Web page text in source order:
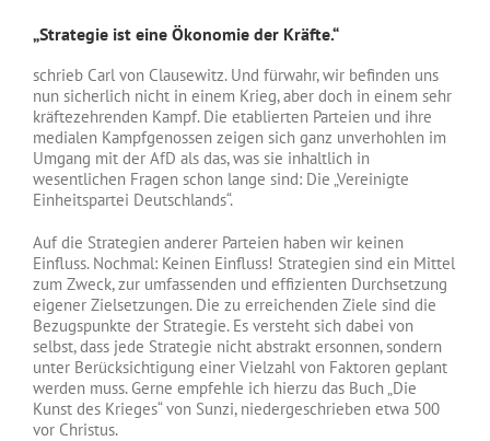
„Strategie ist eine Ökonomie der Kräfte.“
schrieb Carl von Clausewitz. Und fürwahr, wir befinden uns
nun sicherlich nicht in einem Krieg, aber doch in einem sehr
kräftezehrenden Kampf. Die etablierten Parteien und ihre
medialen Kampfgenossen zeigen sich ganz unverhohlen im
Umgang mit der AfD als das, was sie inhaltlich in
wesentlichen Fragen schon lange sind: Die „Vereinigte
Einheitspartei Deutschlands“.
Auf die Strategien anderer Parteien haben wir keinen
Einfluss. Nochmal: Keinen Einfluss! Strategien sind ein Mittel
zum Zweck, zur umfassenden und effizienten Durchsetzung
eigener Zielsetzungen. Die zu erreichenden Ziele sind die
Bezugspunkte der Strategie. Es versteht sich dabei von
selbst, dass jede Strategie nicht abstrakt ersonnen, sondern
unter Berücksichtigung einer Vielzahl von Faktoren geplant
werden muss. Gerne empfehle ich hierzu das Buch „Die
Kunst des Krieges“ von Sunzi, niedergeschrieben etwa 500
vor Christus.